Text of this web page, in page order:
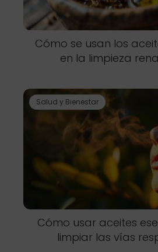
Cómo se usan los
en la limpieza
Salud y Bienestar
Cómo usar aceites
limpiar las vías